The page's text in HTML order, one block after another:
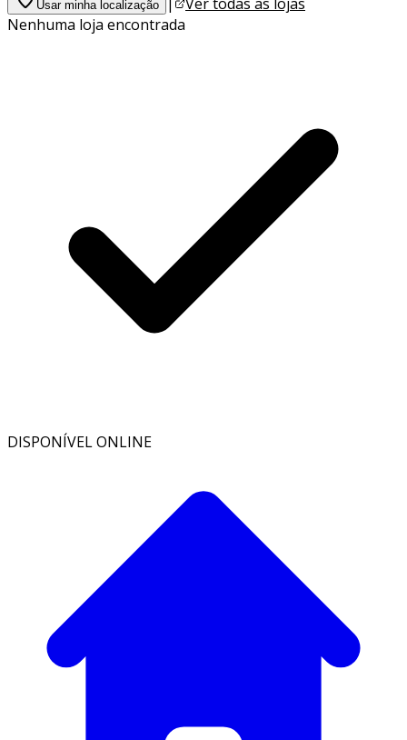
Usar minha localização
Nenhuma loja encontrada
DISPONÍVEL ONLINE